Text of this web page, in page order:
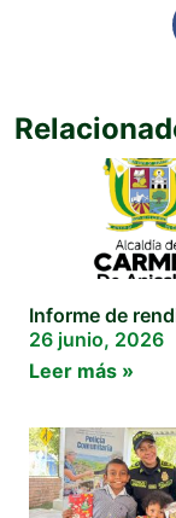
Informe de
26 junio, 2026
Leer más »